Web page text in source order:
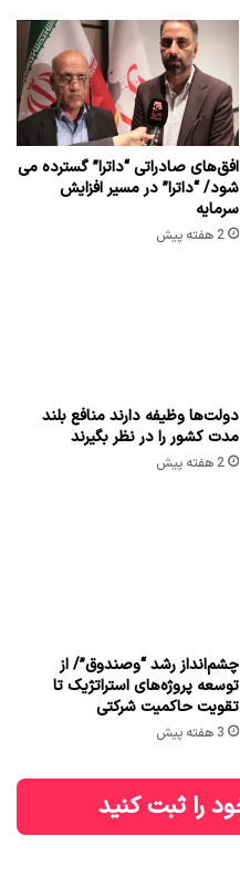
افق‌های صادراتی “داترا” گسترده می
شود/ “داترا” در مسیر افزایش
سرمایه
2 هفته پیش
را ثبت کنید